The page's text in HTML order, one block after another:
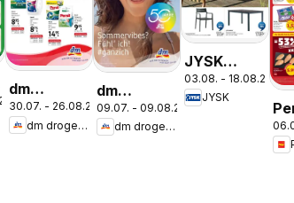
dm
drogerie
markt
30.07. - 26.08.2026
dm drogerie markt
dm
drogerie
markt
09.07. - 09.08.2026
dm drogerie markt
JYSK
Garten
Abverkauf
03.08. - 18.08.2026
JYSK